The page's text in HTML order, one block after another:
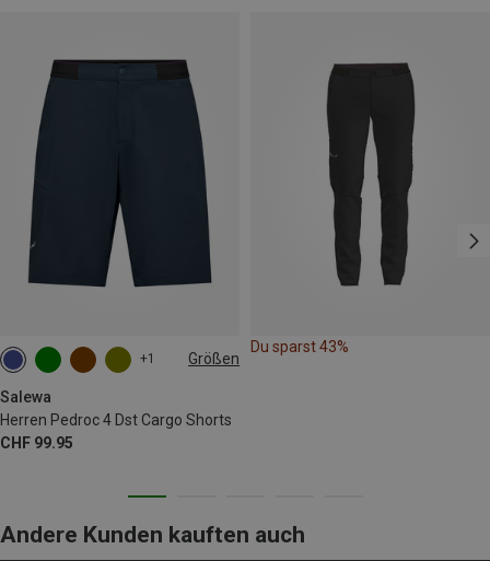
+1 Größen
Salewa
Herren Pedroc 4 Dst Cargo Shorts
CHF 99.95
S M L XL XXL
Du sparst 43%
Andere Kunden kauften auch